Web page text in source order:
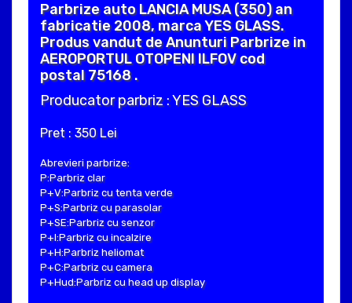
Parbrize auto LANCIA MUSA (350) an
fabricatie 2008, marca YES GLASS.
Produs vandut de Anunturi Parbrize in
AEROPORTUL OTOPENI ILFOV cod
postal 75168 .
Producator parbriz : YES GLASS
Pret : 350 Lei
Abrevieri parbrize:
P:Parbriz clar
P+V:Parbriz cu tenta verde
P+S:Parbriz cu parasolar
P+SE:Parbriz cu senzor
P+I:Parbriz cu incalzire
P+H:Parbriz heliomat
P+C:Parbriz cu camera
P+Hud:Parbriz cu head up display